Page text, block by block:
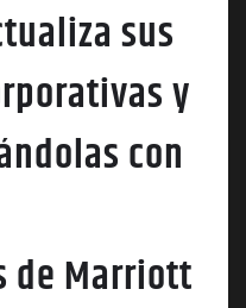
sus
y
con
de Marriott